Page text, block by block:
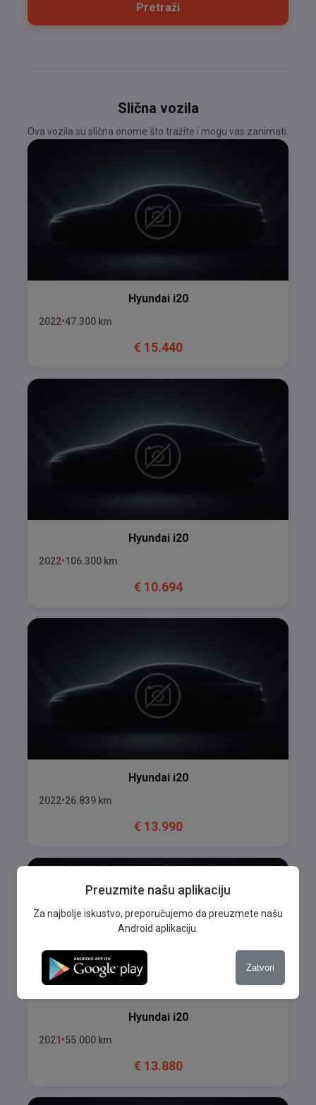
Pretraži
Slična vozila
Ova vozila su slična onome što tražite i mogu vas zanimati.
Hyundai i20
2022 47.300 km
€ 15.440
Hyundai i20
2022 106.300 km
€ 10.694
Hyundai i20
2022 26.839 km
€ 13.990
Hyundai i20
2021 55.000 km
€ 13.880
Preuzmite našu aplikaciju
Za najbolje iskustvo, preporučujemo da preuzmete našu
Android aplikaciju.
Zatvori